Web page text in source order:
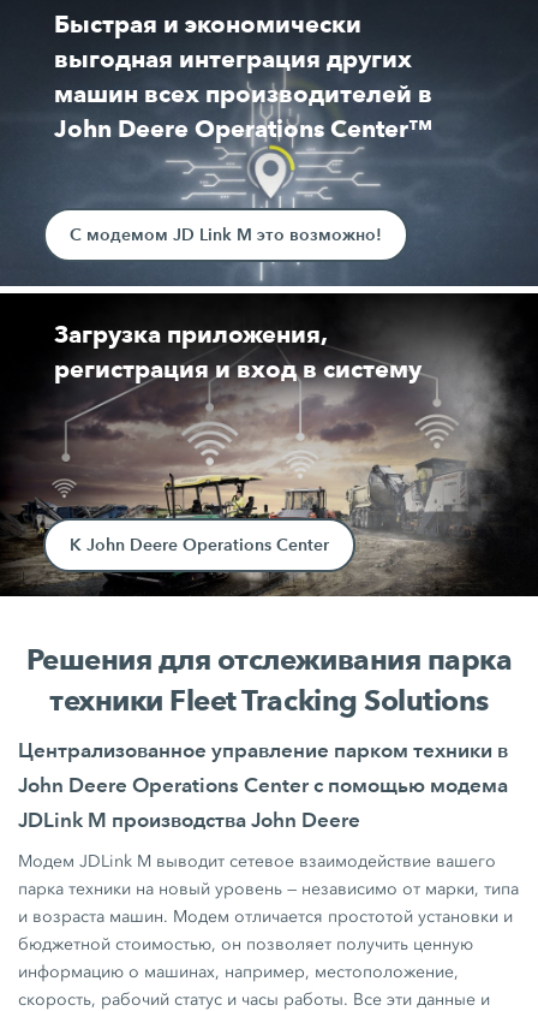
Быстрая и экономически
выгодная интеграция других
машин всех производителей в
John Deere Operations Center™
С модемом JD Link M это возможно!
Загрузка приложения,
регистрация и вход в систему
К John Deere Operations Center
Решения для отслеживания парка
техники Fleet Tracking Solutions
Централизованное управление парком техники в
John Deere Operations Center с помощью модема
JDLink M производства John Deere
Модем JDLink М выводит сетевое взаимодействие вашего
парка техники на новый уровень — независимо от марки, типа
и возраста машин. Модем отличается простотой установки и
бюджетной стоимостью, он позволяет получить ценную
информацию о машинах, например, местоположение,
скорость, рабочий статус и часы работы. Все эти данные и